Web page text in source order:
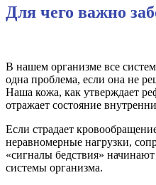
Для чего важно
В нашем организме все
одна проблема, если она не
Наша кожа, как утверждает
отражает состояние
Если страдает
неравномерные нагрузки,
«сигналы бедствия»
системы организма.